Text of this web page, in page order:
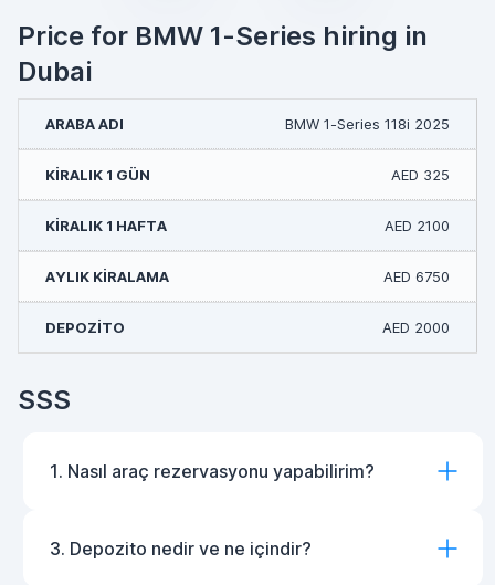
Price for BMW 1-Series hiring in
Dubai
BMW 1-Series 118i 2025
AED 325
AED 2100
AED 6750
AED 2000
SSS
1. Nasıl araç rezervasyonu yapabilirim?
3. Depozito nedir ve ne içindir?